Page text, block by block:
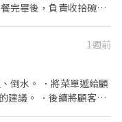
完畢後，負責收拾碗盤
1週前
倒水。 ．將菜單遞給顧
建議。 ．後續將顧客點